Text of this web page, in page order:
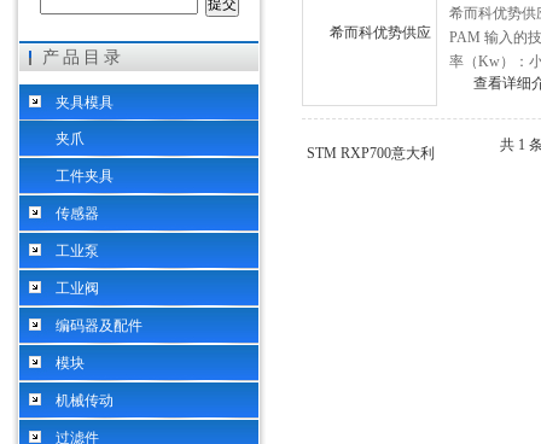
希而科工业控制设备（上海）有限公司
产品目录
夹具模具
夹爪
工件夹具
传感器
工业泵
工业阀
编码器及配件
模块
机械传动
过滤件
希而科优势供
PAM 输入的
率（Kw）：
查看详细
共 1